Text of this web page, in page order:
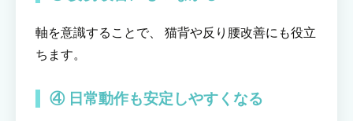
軸を意識することで、 猫背や反り腰改善にも役立
ちます。
④ 日常動作も安定しやすくなる